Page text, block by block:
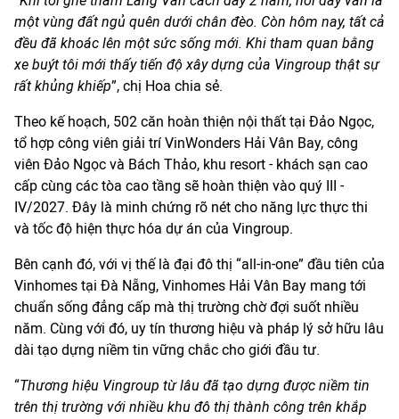
một vùng đất ngủ quên dưới chân đèo. Còn hôm nay, tất cả
đều đã khoác lên một sức sống mới. Khi tham quan bằng
xe buýt tôi mới thấy tiến độ xây dựng của Vingroup thật sự
rất khủng khiếp”, chị Hoa chia sẻ.
Theo kế hoạch, 502 căn hoàn thiện nội thất tại Đảo Ngọc,
tổ hợp công viên giải trí VinWonders Hải Vân Bay, công
viên Đảo Ngọc và Bách Thảo, khu resort - khách sạn cao
cấp cùng các tòa cao tầng sẽ hoàn thiện vào quý III -
IV/2027. Đây là minh chứng rõ nét cho năng lực thực thi
và tốc độ hiện thực hóa dự án của Vingroup.
Bên cạnh đó, với vị thế là đại đô thị “all-in-one” đầu tiên của
Vinhomes tại Đà Nẵng, Vinhomes Hải Vân Bay mang tới
chuẩn sống đẳng cấp mà thị trường chờ đợi suốt nhiều
năm. Cùng với đó, uy tín thương hiệu và pháp lý sở hữu lâu
dài tạo dựng niềm tin vững chắc cho giới đầu tư.
“Thương hiệu Vingroup từ lâu đã tạo dựng được niềm tin
trên thị trường với nhiều khu đô thị thành công trên khắp